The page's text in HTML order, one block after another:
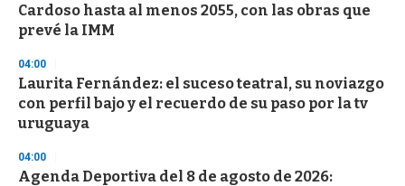
Cardoso hasta al menos 2055, con las obras que
prevé la IMM
04:00
Laurita Fernández: el suceso teatral, su noviazgo
con perfil bajo y el recuerdo de su paso por la tv
uruguaya
04:00
Agenda Deportiva del 8 de agosto de 2026: